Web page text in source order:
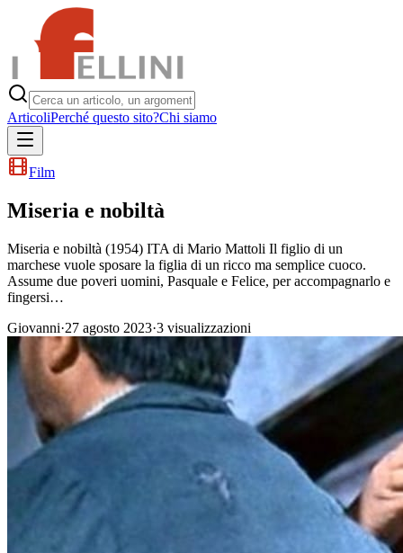
ArticoliPerché questo sito?Chi siamo
Film
Miseria e nobiltà
Miseria e nobiltà (1954) ITA di Mario Mattoli Il figlio di un
marchese vuole sposare la figlia di un ricco ma semplice cuoco.
Assume due poveri uomini, Pasquale e Felice, per accompagnarlo e
fingersi…
Giovanni·27 agosto 2023·3 visualizzazioni